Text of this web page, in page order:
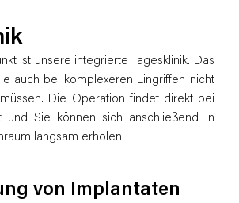
ist unsere integrierte Tagesklinik. Das
auch bei komplexeren Eingriffen nicht
Die Operation findet direkt bei
und Sie können sich anschließend in
langsam erholen.
von Implantaten